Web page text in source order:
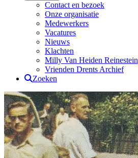
Contact en bezoek
Onze organisatie
Medewerkers
Vacatures
Nieuws
Klachten
Milly Van Heiden Reinestein
Vrienden Drents Archief
Zoeken
Drents Archief